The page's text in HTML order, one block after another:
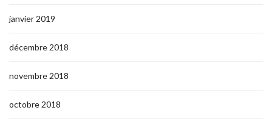
janvier 2019
décembre 2018
novembre 2018
octobre 2018